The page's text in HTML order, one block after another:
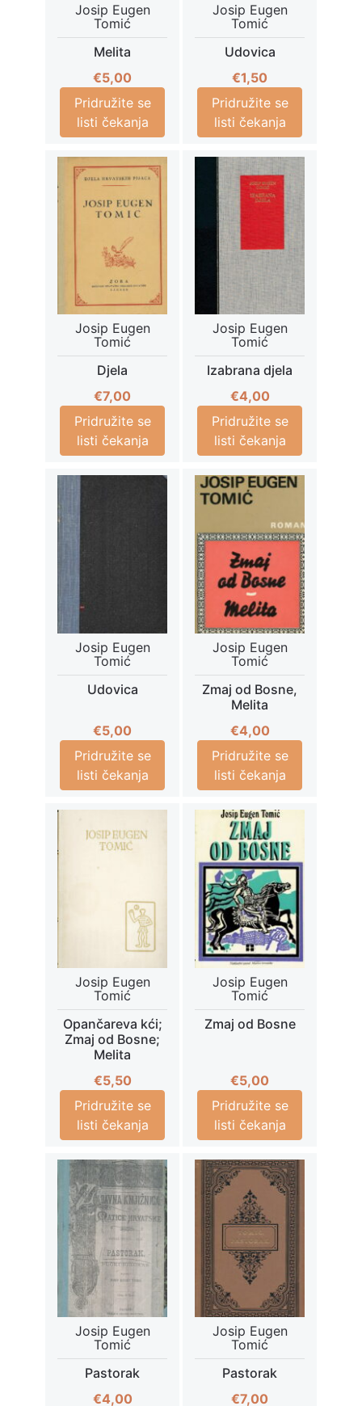
Josip Eugen
Tomić
Melita
€5,00
Pridružite se
listi čekanja
Josip Eugen
Tomić
Udovica
€1,50
Pridružite se
listi čekanja
Josip Eugen
Tomić
Djela
€7,00
Pridružite se
listi čekanja
Josip Eugen
Tomić
Izabrana djela
€4,00
Pridružite se
listi čekanja
Josip Eugen
Tomić
Udovica
€5,00
Pridružite se
listi čekanja
Josip Eugen
Tomić
Zmaj od Bosne,
Melita
€4,00
Pridružite se
listi čekanja
Josip Eugen
Tomić
Opančareva kći;
Zmaj od Bosne;
Melita
€5,50
Pridružite se
listi čekanja
Josip Eugen
Tomić
Zmaj od Bosne
€5,00
Pridružite se
listi čekanja
Josip Eugen
Tomić
Pastorak
€4,00
Josip Eugen
Tomić
Pastorak
€7,00